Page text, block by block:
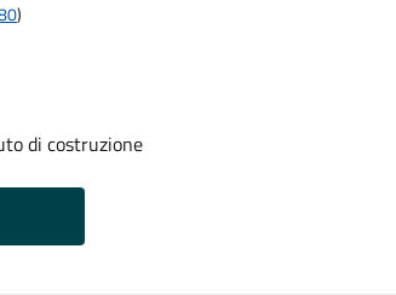
)
di costruzione